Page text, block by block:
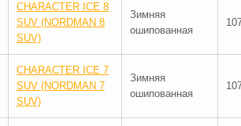
CHARACTER ICE 8
SUV (NORDMAN 8
SUV)
Зимняя
ошипованная
CHARACTER ICE 7
SUV (NORDMAN 7
SUV)
Зимняя
ошипованная